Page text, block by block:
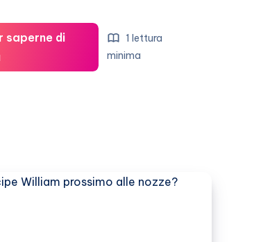
saperne di
William
e
1 lettura
minima